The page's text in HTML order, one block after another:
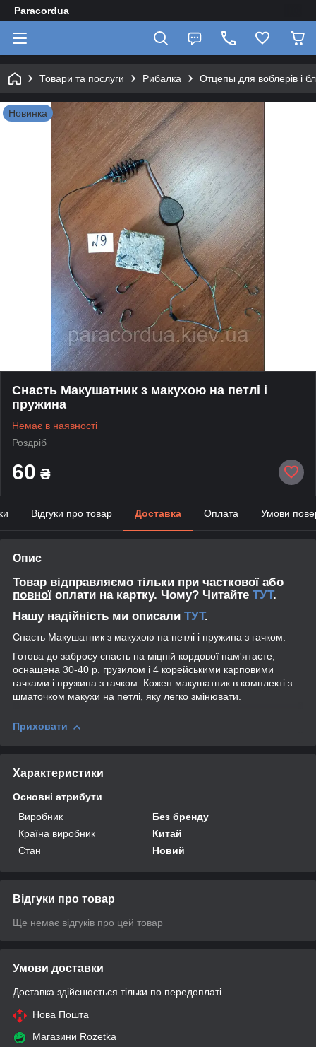
Paracordua
Товари та послуги Рибалка Отцепы для воблерів і
Новинка
Снасть Макушатник з макухою на петлі і
пружина
Немає в наявності
Роздріб
60 ₴
Відгуки про товар Доставка Оплата Умови
Опис
Товар відправляємо тільки при часткової або
повної оплати на картку. Чому? Читайте ТУТ.
Нашу надійність ми описали ТУТ.
Снасть Макушатник з макухою на петлі і пружина з гачком.
Готова до забросу снасть на міцній кордової пам'ятаєте,
оснащена 30-40 р. грузилом і 4 корейськими карповими
гачками і пружина з гачком. Кожен макушатник в комплекті з
шматочком макухи на петлі, яку легко змінювати.
Приховати
Характеристики
Основні атрибути
Виробник
Без бренду
Країна виробник
Китай
Стан
Новий
Відгуки про товар
Ще немає відгуків про цей товар
Умови доставки
Доставка здійснюється тільки по передоплаті.
Нова Пошта
Магазини Rozetka